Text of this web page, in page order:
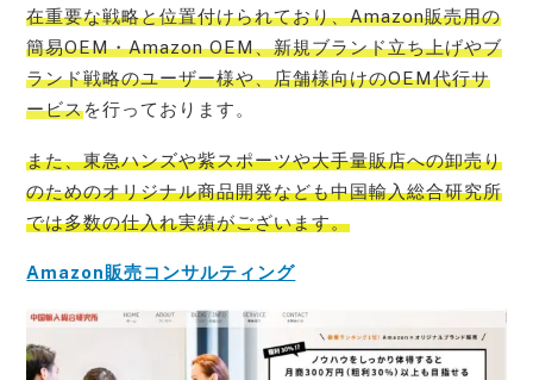
在重要な戦略と位置付けられており、Amazon販売用の
簡易OEM・Amazon OEM、新規ブランド立ち上げやブ
ランド戦略のユーザー様や、店舗様向けのOEM代行サ
ービスを行っております。
また、東急ハンズや紫スポーツや大手量販店への卸売り
のためのオリジナル商品開発なども中国輸入総合研究所
では多数の仕入れ実績がございます。
Amazon販売コンサルティング